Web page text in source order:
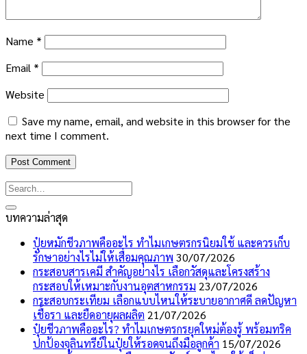
Name *
Email *
Website
Save my name, email, and website in this browser for the
next time I comment.
บทความล่าสุด
ปุ๋ยหมักชีวภาพคืออะไร ทำไมเกษตรกรนิยมใช้ และควรเก็บ
รักษาอย่างไรไม่ให้เสื่อมคุณภาพ 30/07/2026
กระสอบสารเคมี สำคัญอย่างไร เลือกวัสดุและโครงสร้าง
กระสอบให้เหมาะกับงานอุตสาหกรรม 23/07/2026
กระสอบกระเทียม เลือกแบบไหนให้ระบายอากาศดี ลดปัญหา
เชื้อรา และยืดอายุผลผลิต 21/07/2026
ปุ๋ยชีวภาพคืออะไร? ทำไมเกษตรกรยุคใหม่ต้องรู้ พร้อมทริค
ปกป้องจุลินทรีย์ในปุ๋ยให้รอดจนถึงมือลูกค้า 15/07/2026